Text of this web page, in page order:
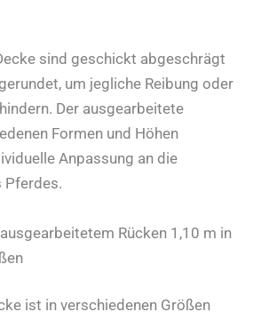
sind geschickt abgeschrägt
um jegliche Reibung oder
Der ausgearbeitete
Formen und Höhen
Anpassung an die
Pferdes.
Rücken 1,10 m in
ist in verschiedenen Größen